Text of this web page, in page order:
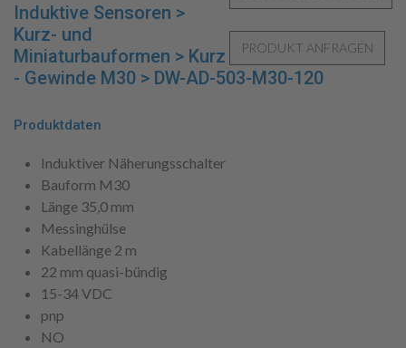
Induktive Sensoren >
Kurz- und
Miniaturbauformen > Kurz
- Gewinde M30 > DW-AD-503-M30-120
Produktdaten
Induktiver Näherungsschalter
Bauform M30
Länge 35,0 mm
Messinghülse
Kabellänge 2 m
22 mm quasi-bündig
15-34 VDC
pnp
NO